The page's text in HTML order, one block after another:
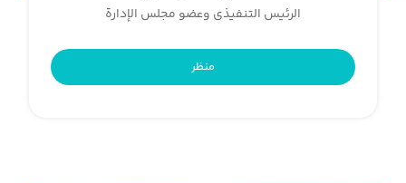
الرئیس التنفیذی وعضو مجلس الإدارة
منظر